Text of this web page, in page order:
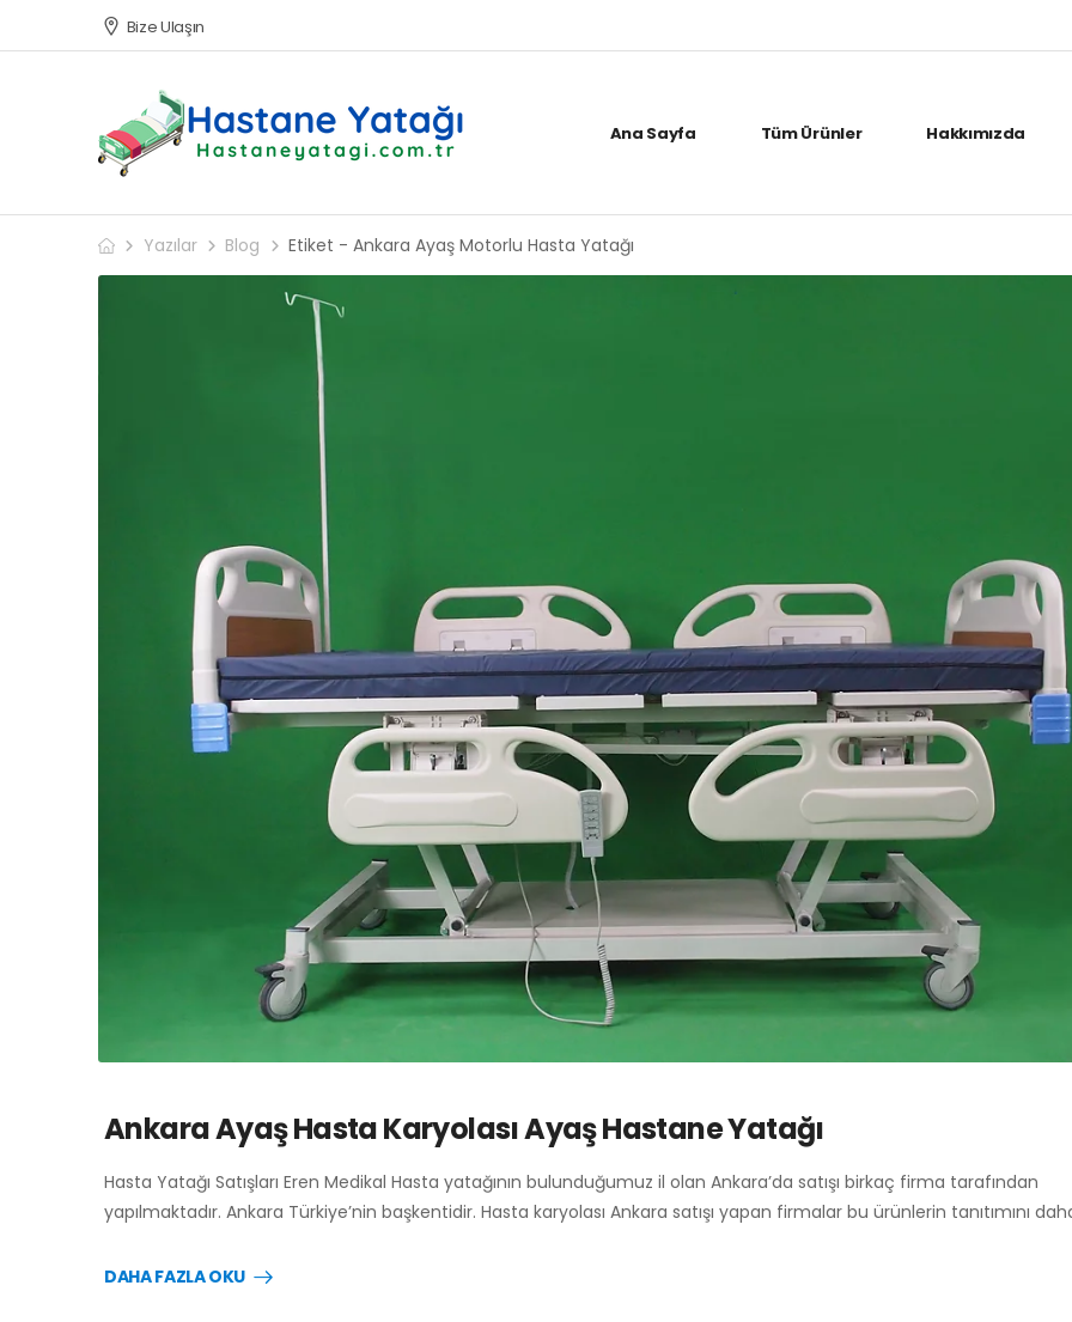
Bize Ulaşın
Ana Sayfa Tüm Ürünler Hakkımızda
Yazılar Blog Etiket - Ankara Ayaş Motorlu Hasta Yatağı
Ankara Ayaş Hasta Karyolası Ayaş Hastane Yatağı
Hasta Yatağı Satışları Eren Medikal Hasta yatağının bulunduğumuz il olan Ankara’da satışı birkaç firma tarafından
yapılmaktadır. Ankara Türkiye’nin başkentidir. Hasta karyolası Ankara satışı yapan firmalar bu ürünlerin tanıtımını
DAHA FAZLA OKU